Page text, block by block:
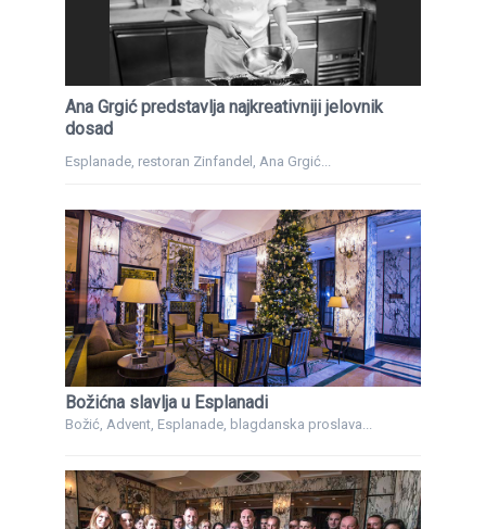
Ana Grgić predstavlja najkreativniji jelovnik
dosad
Esplanade, restoran Zinfandel, Ana Grgić...
Božićna slavlja u Esplanadi
Božić, Advent, Esplanade, blagdanska proslava...